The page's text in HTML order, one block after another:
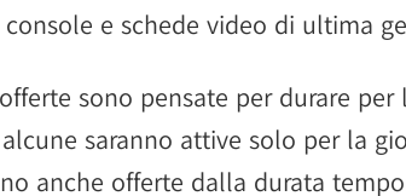
e schede video di ultima
sono pensate per durare
saranno attive solo per la
anche offerte dalla durata